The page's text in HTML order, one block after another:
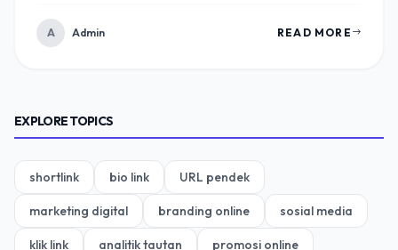
A Admin READ MORE
EXPLORE TOPICS
shortlink bio link URL pendek
marketing digital branding online sosial media
klik link analitik tautan promosi online